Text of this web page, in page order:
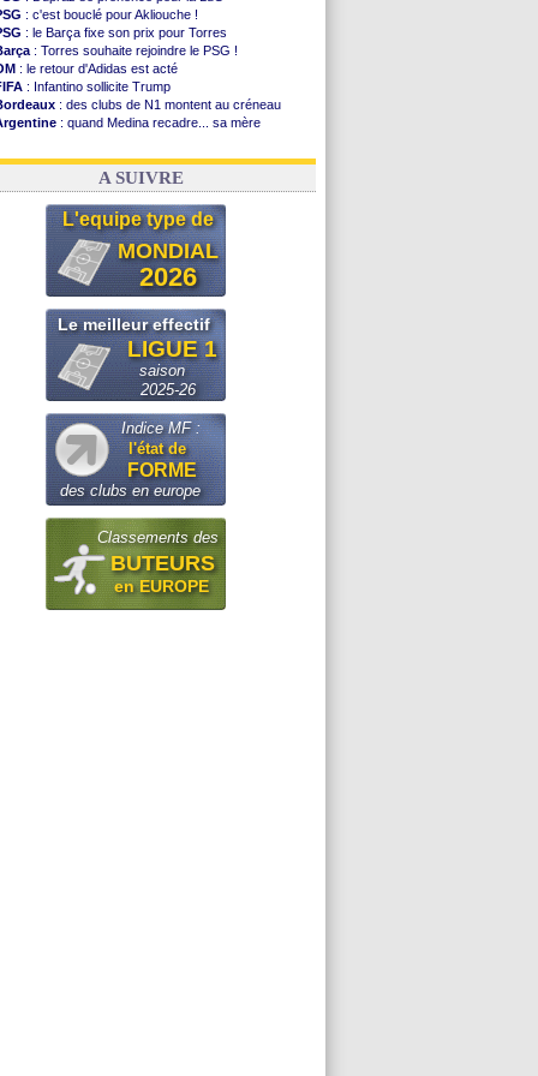
: c'est bouclé pour Akliouche !
: le Barça fixe son prix pour Torres
: Torres souhaite rejoindre le PSG !
: le retour d'Adidas est acté
: Infantino sollicite Trump
: des clubs de N1 montent au créneau
: quand Medina recadre... sa mère
: Paixão attire un 2e club anglais
A SUIVRE
L'equipe type de
MONDIAL
2026
Le meilleur effectif
LIGUE 1
saison
2025-26
Indice MF :
l'état de
FORME
des clubs en europe
Classements des
BUTEURS
en EUROPE